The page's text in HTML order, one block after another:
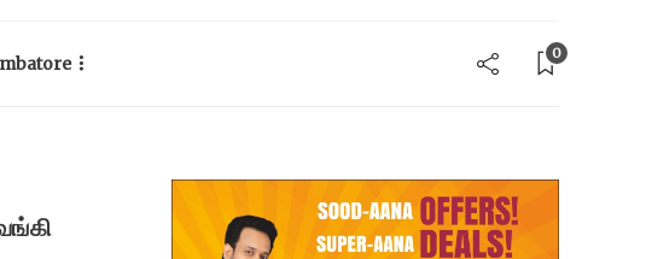
0